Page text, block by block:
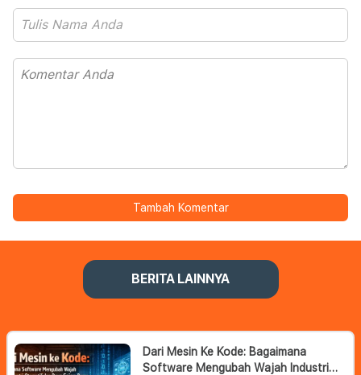
Tambah Komentar
BERITA LAINNYA
Dari Mesin Ke Kode: Bagaimana
Software Mengubah Wajah Industri